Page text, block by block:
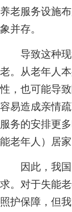
养老服务设施
象并存。
导致这种现
老。从老年人
性，也可能导
容易造成亲情
服务的安排更
能老年人）居
因此，我国
求。对于失能
照护保障，但